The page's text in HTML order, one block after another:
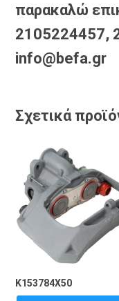
παρακαλώ
2105224457,
info@befa.gr
Σχετικά
K153784X50